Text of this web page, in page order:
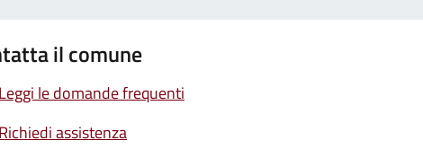
il comune
Leggi le domande frequenti
Richiedi assistenza